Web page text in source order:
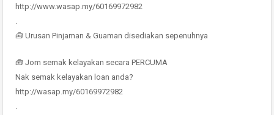
http://www.wasap.my/60169972982
🧰 Urusan Pinjaman & Guaman disediakan sepenuhnya
🧰 Jom semak kelayakan secara PERCUMA
Nak semak kelayakan loan anda?
http://wasap.my/60169972982